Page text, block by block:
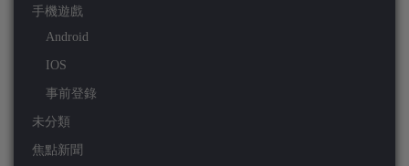
手機遊戲
Android
IOS
事前登錄
未分類
焦點新聞